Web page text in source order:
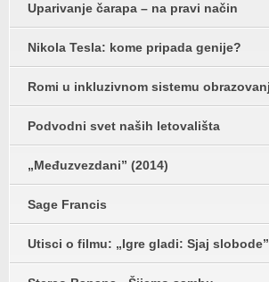
Uparivanje čarapa – na pravi način
Nikola Tesla: kome pripada genije?
Romi u inkluzivnom sistemu
Podvodni svet naših letovališta
„Međuzvezdani” (2014)
Sage Francis
Utisci o filmu: „Igre gladi: Sjaj slobode”